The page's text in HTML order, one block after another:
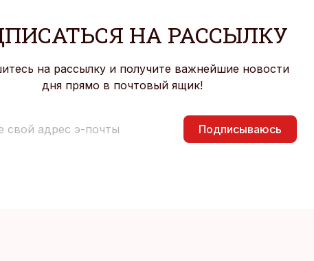
НА РАССЫЛКУ
на рассылку и получите важнейшие новости
дня прямо в почтовый ящик!
Подписываюсь